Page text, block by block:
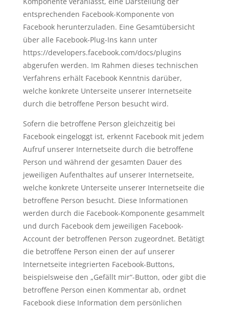
entsprechenden Facebook-Komponente von
Facebook herunterzuladen. Eine Gesamtübersicht
über alle Facebook-Plug-Ins kann unter
https://developers.facebook.com/docs/plugins
abgerufen werden. Im Rahmen dieses technischen
Verfahrens erhält Facebook Kenntnis darüber,
welche konkrete Unterseite unserer Internetseite
durch die betroffene Person besucht wird.
Sofern die betroffene Person gleichzeitig bei
Facebook eingeloggt ist, erkennt Facebook mit jedem
Aufruf unserer Internetseite durch die betroffene
Person und während der gesamten Dauer des
jeweiligen Aufenthaltes auf unserer Internetseite,
welche konkrete Unterseite unserer Internetseite die
betroffene Person besucht. Diese Informationen
werden durch die Facebook-Komponente gesammelt
und durch Facebook dem jeweiligen Facebook-
Account der betroffenen Person zugeordnet. Betätigt
die betroffene Person einen der auf unserer
Internetseite integrierten Facebook-Buttons,
beispielsweise den „Gefällt mir“-Button, oder gibt die
betroffene Person einen Kommentar ab, ordnet
Facebook diese Information dem persönlichen